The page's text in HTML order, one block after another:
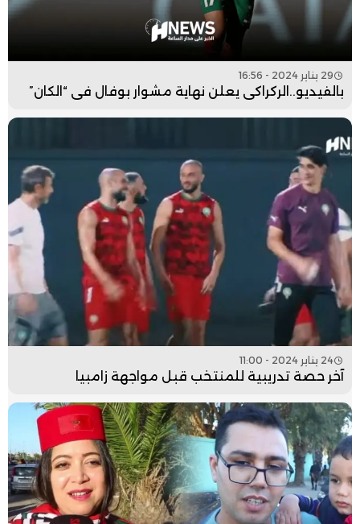
29 يناير 2024 - 16:56
بالفيديو..الركراكي يعلن نهاية مشوار بوفال في “الكان”
24 يناير 2024 - 11:00
آخر حصة تدريبية للمنتخب قبل مواجهة زامبيا